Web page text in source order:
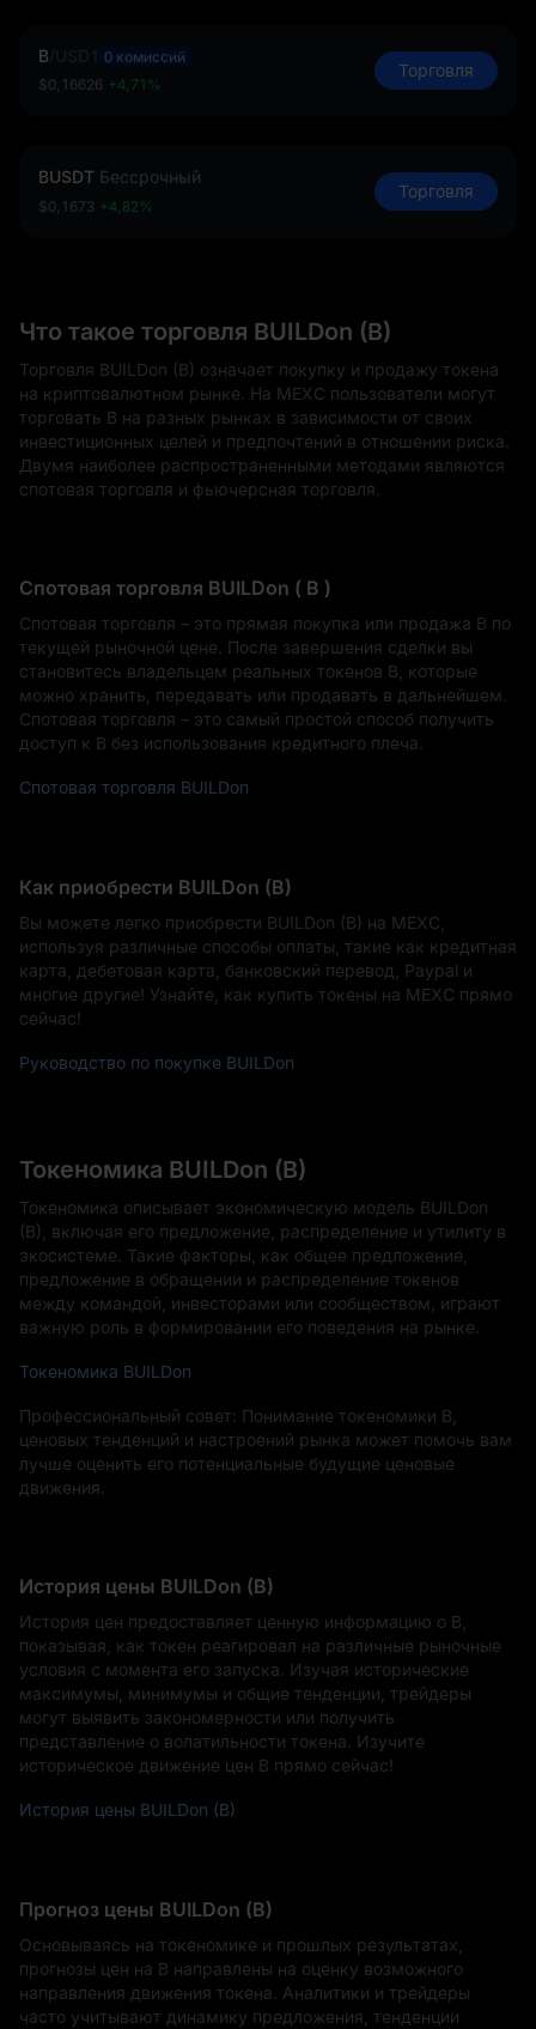
B
0 комиссий
$0,16626 +4,71%
Торговля
BUSDT Бессрочный
$0,1673 +4,82%
Торговля
Что такое торговля BUILDon (B)
Торговля BUILDon (B) означает покупку и продажу токена
на криптовалютном рынке. На MEXC пользователи могут
торговать B на разных рынках в зависимости от своих
инвестиционных целей и предпочтений в отношении риска.
Двумя наиболее распространенными методами являются
спотовая торговля и фьючерсная торговля.
Спотовая торговля BUILDon ( B )
Спотовая торговля – это прямая покупка или продажа B по
текущей рыночной цене. После завершения сделки вы
становитесь владельцем реальных токенов B, которые
можно хранить, передавать или продавать в дальнейшем.
Спотовая торговля – это самый простой способ получить
доступ к B без использования кредитного плеча.
Спотовая торговля BUILDon
Как приобрести BUILDon (B)
Вы можете легко приобрести BUILDon (B) на MEXC,
используя различные способы оплаты, такие как кредитная
карта, дебетовая карта, банковский перевод, Paypal и
многие другие! Узнайте, как купить токены на MEXC прямо
сейчас!
Руководство по покупке BUILDon
Токеномика BUILDon (B)
Токеномика описывает экономическую модель BUILDon
(B), включая его предложение, распределение и утилиту в
экосистеме. Такие факторы, как общее предложение,
предложение в обращении и распределение токенов
между командой, инвесторами или сообществом, играют
важную роль в формировании его поведения на рынке.
Токеномика BUILDon
Профессиональный совет: Понимание токеномики B,
ценовых тенденций и настроений рынка может помочь вам
лучше оценить его потенциальные будущие ценовые
движения.
История цены BUILDon (B)
История цен предоставляет ценную информацию о B,
показывая, как токен реагировал на различные рыночные
условия с момента его запуска. Изучая исторические
максимумы, минимумы и общие тенденции, трейдеры
могут выявить закономерности или получить
представление о волатильности токена. Изучите
историческое движение цен B прямо сейчас!
История цены BUILDon (B)
Прогноз цены BUILDon (B)
Основываясь на токеномике и прошлых результатах,
прогнозы цен на B направлены на оценку возможного
направления движения токена. Аналитики и трейдеры
часто учитывают динамику предложения, тенденции